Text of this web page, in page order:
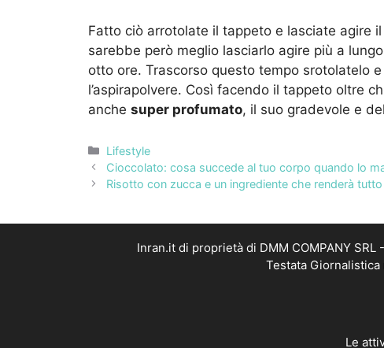
Fatto ciò arrotolate il tappeto e lasciate agire
sarebbe però meglio lasciarlo agire più a
otto ore. Trascorso questo tempo srotolatelo
l’aspirapolvere. Così facendo il tappeto oltre
anche super profumato, il suo gradevole e
Categorie
Lifestyle
Cioccolato: cosa succede al tuo corpo quando lo
Risotto con zucca e un ingrediente che renderà
Inran.it di proprietà di DMM COMPANY
Testata
Le